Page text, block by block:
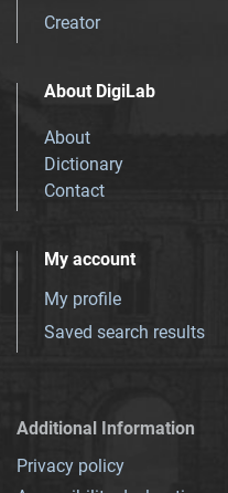
Creator
About DigiLab
About
Dictionary
Contact
My account
My profile
Saved search results
Additional Information
Privacy policy